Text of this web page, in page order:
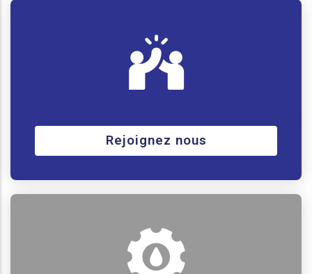
Rejoignez nous